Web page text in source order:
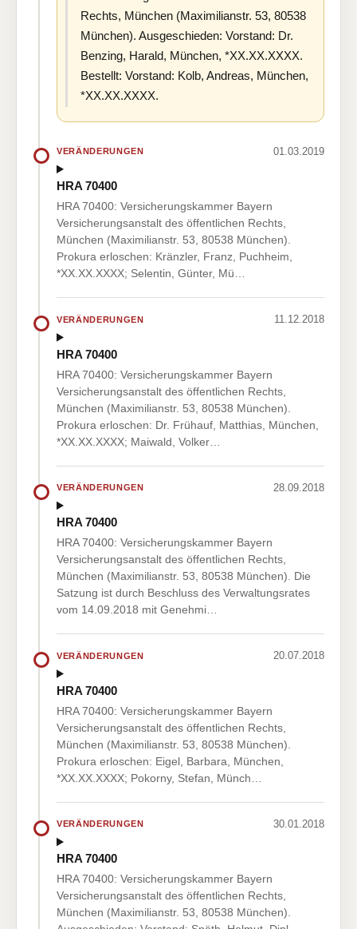
Rechts, München (Maximilianstr. 53, 80538
München). Ausgeschieden: Vorstand: Dr.
Benzing, Harald, München, *XX.XX.XXXX.
Bestellt: Vorstand: Kolb, Andreas, München,
*XX.XX.XXXX.
VERÄNDERUNGEN 01.03.2019
HRA 70400
HRA 70400: Versicherungskammer Bayern
Versicherungsanstalt des öffentlichen Rechts,
München (Maximilianstr. 53, 80538 München).
Prokura erloschen: Kränzler, Franz, Puchheim,
*XX.XX.XXXX; Selentin, Günter, Mü…
VERÄNDERUNGEN 11.12.2018
HRA 70400
HRA 70400: Versicherungskammer Bayern
Versicherungsanstalt des öffentlichen Rechts,
München (Maximilianstr. 53, 80538 München).
Prokura erloschen: Dr. Frühauf, Matthias, München,
*XX.XX.XXXX; Maiwald, Volker…
VERÄNDERUNGEN 28.09.2018
HRA 70400
HRA 70400: Versicherungskammer Bayern
Versicherungsanstalt des öffentlichen Rechts,
München (Maximilianstr. 53, 80538 München). Die
Satzung ist durch Beschluss des Verwaltungsrates
vom 14.09.2018 mit Genehmi…
VERÄNDERUNGEN 20.07.2018
HRA 70400
HRA 70400: Versicherungskammer Bayern
Versicherungsanstalt des öffentlichen Rechts,
München (Maximilianstr. 53, 80538 München).
Prokura erloschen: Eigel, Barbara, München,
*XX.XX.XXXX; Pokorny, Stefan, Münch…
VERÄNDERUNGEN 30.01.2018
HRA 70400
HRA 70400: Versicherungskammer Bayern
Versicherungsanstalt des öffentlichen Rechts,
München (Maximilianstr. 53, 80538 München).